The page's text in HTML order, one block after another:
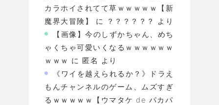
カラホイされてて草ｗｗｗｗｗ【新
魔界大冒険】
に ？？？？？？
より
【画像】今のしずかちゃん、めち
ゃくちゃ可愛いくなるｗｗｗｗｗｗ
ｗｗｗ に 匿名 より
《ワイを越えられるか？》ドラえ
もんチャンネルのゲーム、ムズすぎ
るｗｗｗｗｗ【ウマタケ de パカパ